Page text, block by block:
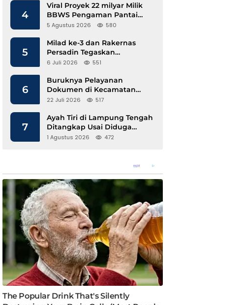
4
Viral Proyek 22 milyar Milik
BBWS Pengaman Pantai
Pesisir Barat Diduga
5 Agustus 2026 580
5
Milad ke-3 dan Rakernas
Persadin Tegaskan
Komitmen Transformasi
Digital
6 Juli 2026 551
6
Buruknya Pelayanan
Dokumen di Kecamatan
Pangkalan Susu, Kinerja
22 Juli 2026 517
7
Ayah Tiri di Lampung Tengah
Ditangkap Usai Diduga
Hamili Anak di Bawah Umur
1 Agustus 2026 472